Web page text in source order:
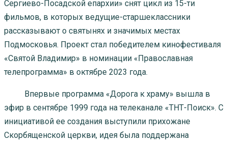
Сергиево-Посадской епархии» снят цикл из 15-ти
фильмов, в которых ведущие-старшеклассники
рассказывают о святынях и значимых местах
Подмосковья. Проект стал победителем кинофестиваля
«Святой Владимир» в номинации «Православная
телепрограмма» в октябре 2023 года.
Впервые программа «Дорога к храму» вышла в
эфир в сентябре 1999 года на телеканале «ТНТ-Поиск». С
инициативой ее создания выступили прихожане
Скорбященской церкви, идея была поддержана